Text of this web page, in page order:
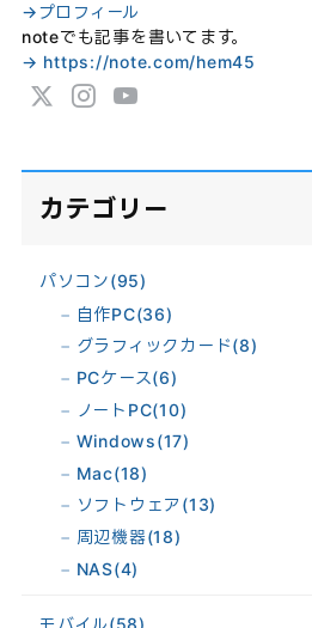
→プロフィール
noteでも記事を書いてます。
→ https://note.com/hem45
カテゴリー
パソコン(95)
自作PC(36)
グラフィックカード(8)
PCケース(6)
ノートPC(10)
Windows(17)
Mac(18)
ソフトウェア (13)
周辺機器(18)
NAS(4)